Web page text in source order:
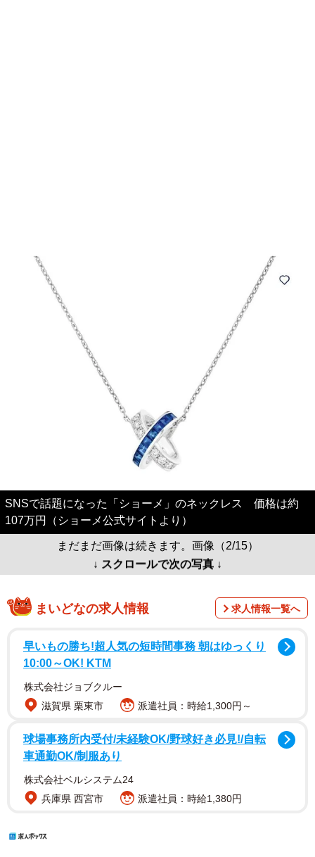
SNSで話題になった「ショーメ」のネックレス 価格は約
107万円（ショーメ公式サイトより）
まだまだ画像は続きます。画像（2/15）
↓ スクロールで次の写真 ↓
まいどなの求人情報 求人情報一覧へ
早いもの勝ち!超人気の短時間事務 朝はゆっくり
10:00～OK! KTM
株式会社ジョブクルー
滋賀県 栗東市
派遣社員：時給1,300円～
球場事務所内受付/未経験OK/野球好き必見!/自転
車通勤OK/制服あり
株式会社ベルシステム24
兵庫県 西宮市
派遣社員：時給1,380円